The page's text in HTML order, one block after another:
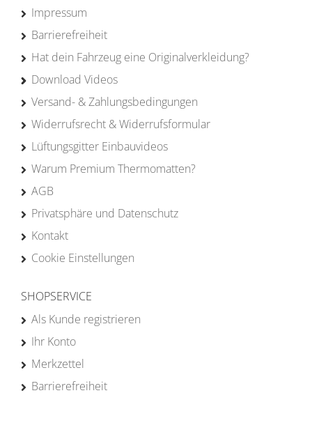
Impressum
Barrierefreiheit
Hat dein Fahrzeug eine Originalverkleidung?
Download Videos
Versand- & Zahlungsbedingungen
Widerrufsrecht & Widerrufsformular
Lüftungsgitter Einbauvideos
Warum Premium Thermomatten?
AGB
Privatsphäre und Datenschutz
Kontakt
Cookie Einstellungen
SHOPSERVICE
Als Kunde registrieren
Ihr Konto
Merkzettel
Barrierefreiheit